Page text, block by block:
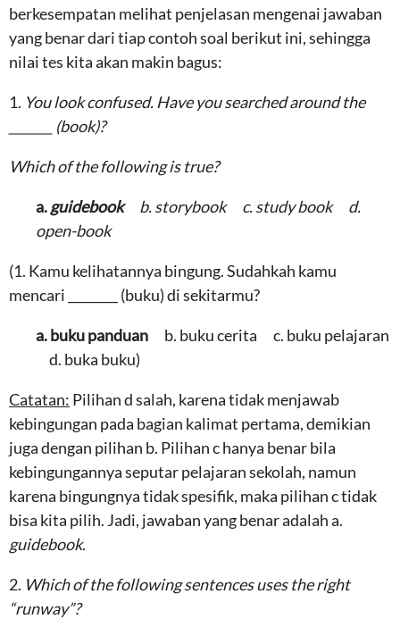
berkesempatan melihat penjelasan mengenai jawaban
yang benar dari tiap contoh soal berikut ini, sehingga
nilai tes kita akan makin bagus:
1. You look confused. Have you searched around the
_______ (book)?
Which of the following is true?
a.guidebookb. storybook c. study book d.
open-book
(1. Kamu kelihatannya bingung. Sudahkah kamu
mencari ________ (buku) di sekitarmu?
a. buku panduan b. buku cerita
c. buku pelajaran
d. buka buku)
Catatan: Pilihan d salah, karena tidak menjawab
kebingungan pada bagian kalimat pertama, demikian
juga dengan pilihan b. Pilihan c hanya benar bila
kebingungannya seputar pelajaran sekolah, namun
karena bingungnya tidak spesifik, maka pilihan c tidak
bisa kita pilih. Jadi, jawaban yang benar adalah a.
guidebook.
2. Which of the following sentences uses the right
“runway”?